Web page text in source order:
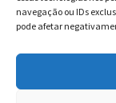
navegação ou IDs
pode afetar
Twitter